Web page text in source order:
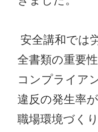
安全講和では
全書類の重要性
コンプライア
違反の発生率
職場環境づく